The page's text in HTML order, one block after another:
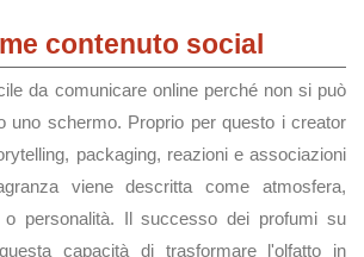
contenuto social
da comunicare online perché non si può
uno schermo. Proprio per questo i creator
packaging, reazioni e associazioni
viene descritta come atmosfera,
o personalità. Il successo dei profumi su
capacità di trasformare l'olfatto in